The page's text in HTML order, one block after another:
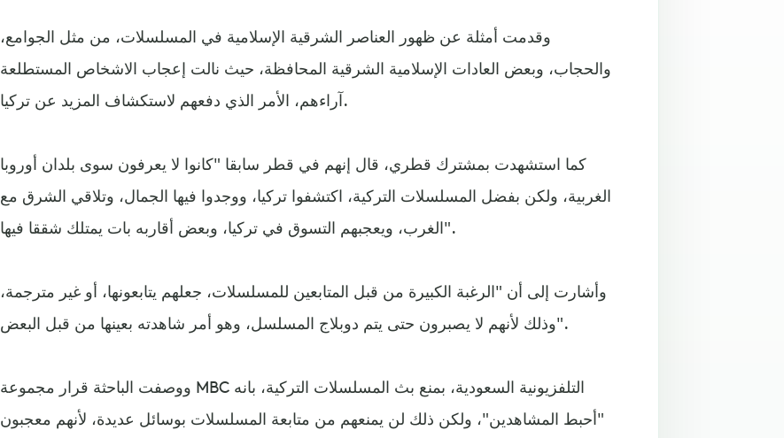
وقدمت أمثلة عن ظهور العناصر الشرقية الإسلامية في المسلسلات، من مثل الجوامع،
والحجاب، وبعض العادات الإسلامية الشرقية المحافظة، حيث نالت إعجاب الاشخاص المستطلعة
آراءهم، الأمر الذي دفعهم لاستكشاف المزيد عن تركيا.
كما استشهدت بمشترك قطري، قال إنهم في قطر سابقا "كانوا لا يعرفون سوى بلدان أوروبا
الغربية، ولكن بفضل المسلسلات التركية، اكتشفوا تركيا، ووجدوا فيها الجمال، وتلاقي الشرق مع
الغرب، ويعجبهم التسوق في تركيا، وبعض أقاربه بات يمتلك شققا فيها".
وأشارت إلى أن "الرغبة الكبيرة من قبل المتابعين للمسلسلات، جعلهم يتابعونها، أو غير مترجمة،
وذلك لأنهم لا يصبرون حتى يتم دوبلاج المسلسل، وهو أمر شاهدته بعينها من قبل البعض".
ووصفت الباحثة قرار مجموعة MBC التلفزيونية السعودية، بمنع بث المسلسلات التركية، بانه
"أحبط المشاهدين"، ولكن ذلك لن يمنعهم من متابعة المسلسلات بوسائل عديدة، لأنهم معجبون